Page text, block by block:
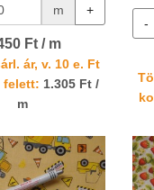
m +
Ft / m
ár, v. 10 e. Ft
felett: 1.305 Ft /
m
-